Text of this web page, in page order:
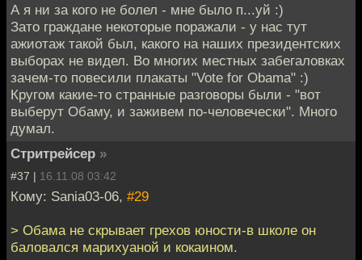
А я ни за кого не болел - мне было п...уй :)
Зато граждане некоторые поражали - у нас тут
ажиотаж такой был, какого на наших президентских
выборах не видел. Во многих местных забегаловках
зачем-то повесили плакаты "Vote for Obama" :)
Кругом какие-то странные разговоры были - "вот
выберут Обаму, и заживем по-человечески". Много
думал.
Стритрейсер »
#37 | 16.11.08 03:42
Кому: Sania03-06, #29
> Обама не скрывает грехов юности-в школе он
баловался марихуаной и кокаином.